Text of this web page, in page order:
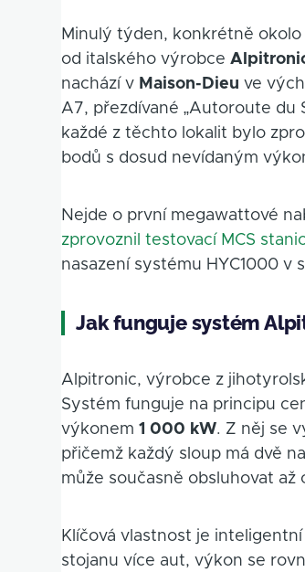
Minulý týden, konkrétně okolo
od italského výrobce
nachází v Maison-Dieu ve
A7, přezdívané „Autoroute du
každé z těchto lokalit bylo
bodů s dosud nevídaným
Nejde o první megawattové
zprovoznil testovací MCS
nasazení systému HYC1000 v
Jak funguje systém
Alpitronic, výrobce z
Systém funguje na principu
výkonem1 000 kW. Z něj se
přičemž každý sloup má dvě
může současně obsluhovat až
Klíčová vlastnost je
stojanu více aut, výkon se